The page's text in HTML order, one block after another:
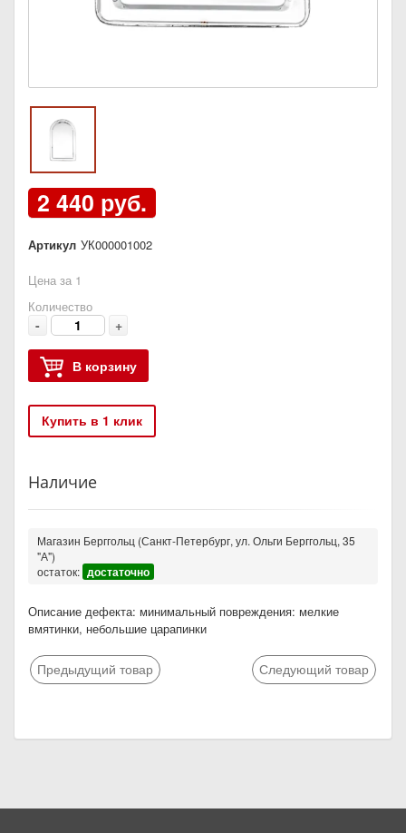
2 440 руб.
Артикул УК000001002
Цена за 1
Количество
- +
В корзину
Купить в 1 клик
Наличие
Магазин Берггольц (Санкт-Петербург, ул. Ольги Берггольц, 35
"А")
остаток: достаточно
Описание дефекта: минимальный повреждения: мелкие
вмятинки, небольшие царапинки
Предыдущий товар Следующий товар